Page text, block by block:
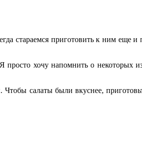
стараемся приготовить к ним еще
хочу напомнить о некоторых
Чтобы салаты были вкуснее,